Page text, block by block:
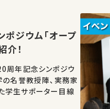
ジウム「オープ
介！
周年記念シンポジウ
の名誉教授陣、実務家
学生サポーター目線